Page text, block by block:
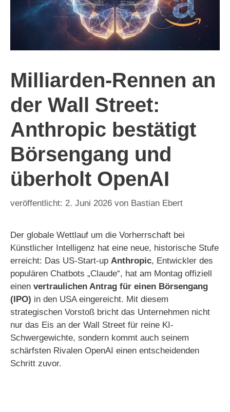
Milliarden-Rennen an
der Wall Street:
Anthropic bestätigt
Börsengang und
überholt OpenAI
2. Juni 2026 von Bastian Ebert
Der globale Wettlauf um die Vorherrschaft bei
Künstlicher Intelligenz hat eine neue, historische Stufe
erreicht: Das US-Start-up Anthropic, Entwickler des
populären Chatbots „Claude“, hat am Montag offiziell
einen vertraulichen Antrag für einen Börsengang
(IPO) in den USA eingereicht. Mit diesem
strategischen Vorstoß bricht das Unternehmen nicht
nur das Eis an der Wall Street für reine KI-
Schwergewichte, sondern kommt auch seinem
schärfsten Rivalen OpenAI einen entscheidenden
Schritt zuvor.